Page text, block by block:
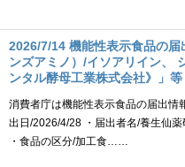
2026/7/14 機能性表示食品の
ンズアミノ）/イソアリイン、
ンタル酵母工業株式会社》」
消費者庁は機能性表示食品の届出情
出日/2026/4/28 ・届出者名/養生仙
・食品の区分/加工食……